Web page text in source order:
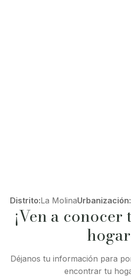
Distrito:La MolinaUrbanización:
¡Ven a
Déjanos tu información para
encontrar tu